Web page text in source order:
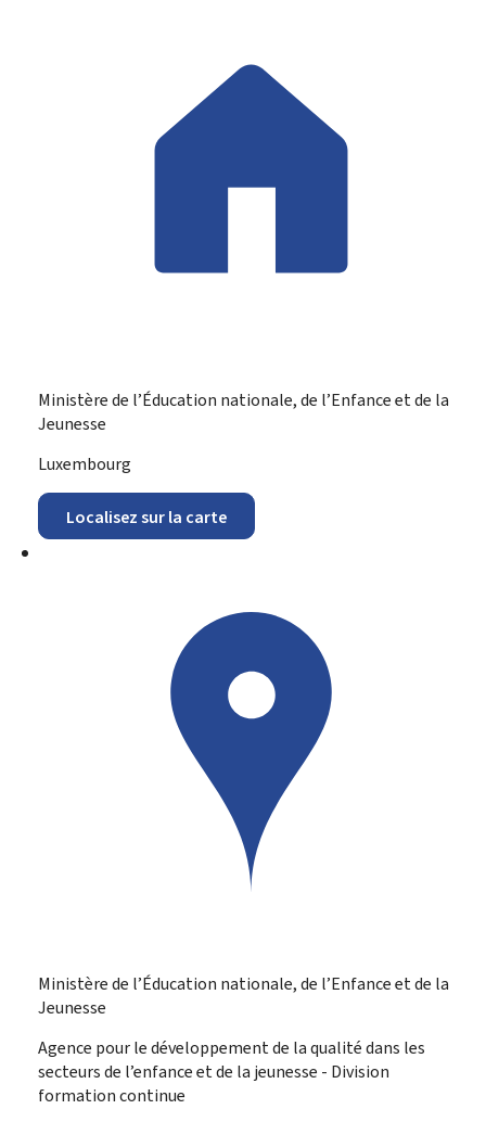
Ministère de l’Éducation nationale, de l’Enfance et de la
Jeunesse
ADRESSE
Luxembourg
Localisez sur la carte
Ministère de l’Éducation nationale, de l’Enfance et de la
Jeunesse
Agence pour le développement de la qualité dans les
secteurs de l’enfance et de la jeunesse - Division
formation continue